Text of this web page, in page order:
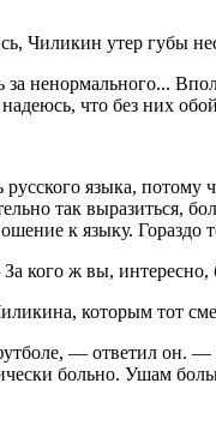
утер губы
что без них
языка, потому
так выразиться,
к языку.
ж вы, интересно,
которым тот
— ответил он. —
больно. Ушам